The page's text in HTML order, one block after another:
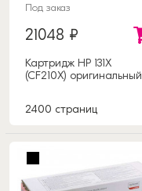
Под заказ
21048 ₽
Картридж HP 131X
(CF210X) оригинальный
2400 страниц